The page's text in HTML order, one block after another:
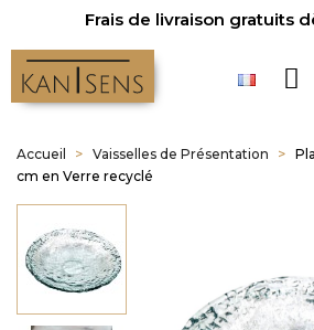
Frais de livraison gratuits
Accueil Vaisselles de Présentation
cm en Verre recyclé